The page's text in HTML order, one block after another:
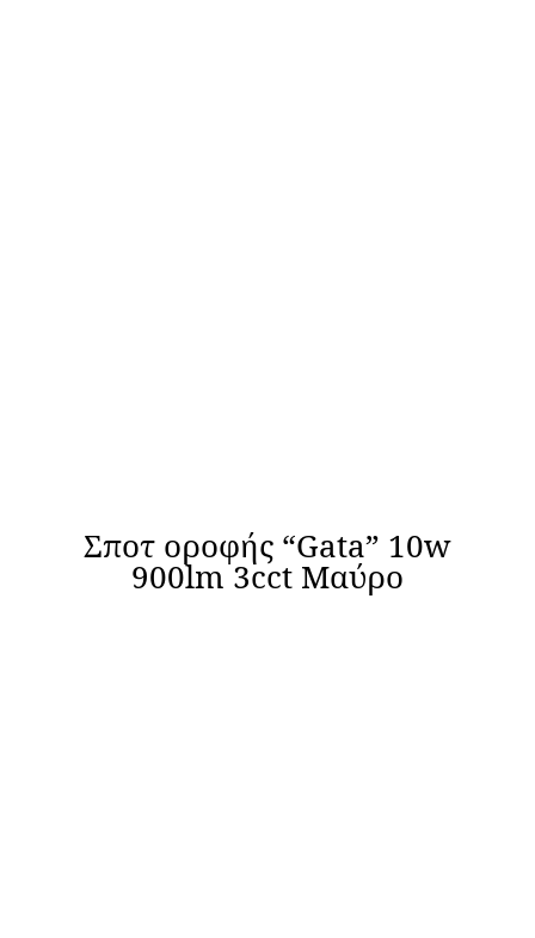
Σποτ οροφής “Gata” 10w
900lm 3cct Μαύρο